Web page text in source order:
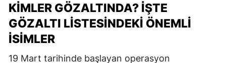
KIMLER GÖZALTINDA? İŞTE
GÖZALTI LISTESINDEKI ÖNEMLI
İSIMLER
19 Mart tarihinde başlayan operasyon